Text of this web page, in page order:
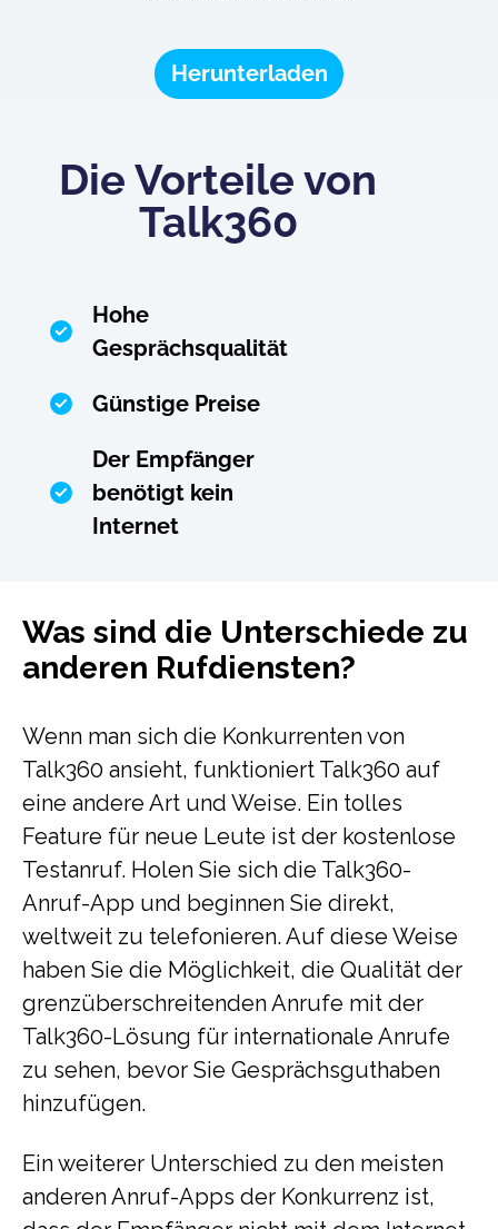
Herunterladen
Die Vorteile von
Talk360
Hohe
Gesprächsqualität
Günstige Preise
Der Empfänger
benötigt kein
Internet
Was sind die Unterschiede zu
anderen Rufdiensten?
Wenn man sich die Konkurrenten von
Talk360 ansieht, funktioniert Talk360 auf
eine andere Art und Weise. Ein tolles
Feature für neue Leute ist der kostenlose
Testanruf. Holen Sie sich die Talk360-
Anruf-App und beginnen Sie direkt,
weltweit zu telefonieren. Auf diese Weise
haben Sie die Möglichkeit, die Qualität der
grenzüberschreitenden Anrufe mit der
Talk360-Lösung für internationale Anrufe
zu sehen, bevor Sie Gesprächsguthaben
hinzufügen.
Ein weiterer Unterschied zu den meisten
anderen Anruf-Apps der Konkurrenz ist,